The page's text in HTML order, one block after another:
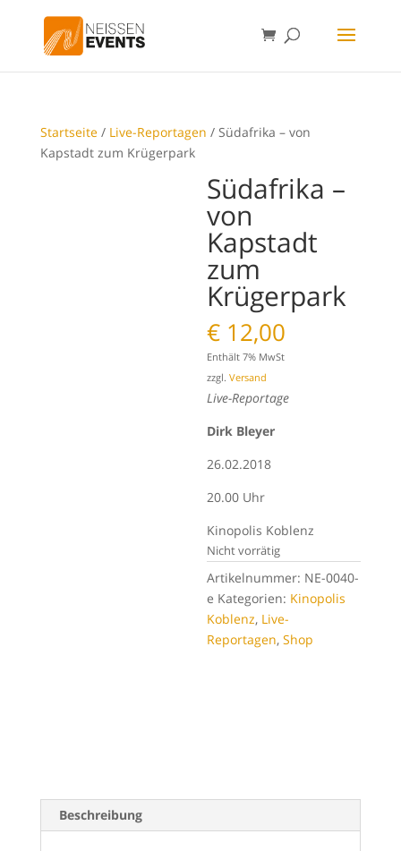
Startseite / Live-Reportagen / Südafrika – von
Kapstadt zum Krügerpark
Südafrika –
von
Kapstadt
zum
Krügerpark
€ 12,00
Enthält 7% MwSt
zzgl.Versand
Live-Reportage
Dirk Bleyer
26.02.2018
20.00 Uhr
Kinopolis Koblenz
Nicht vorrätig
Artikelnummer: NE-0040-
e Kategorien: Kinopolis
Koblenz, Live-
Reportagen,Shop
Beschreibung